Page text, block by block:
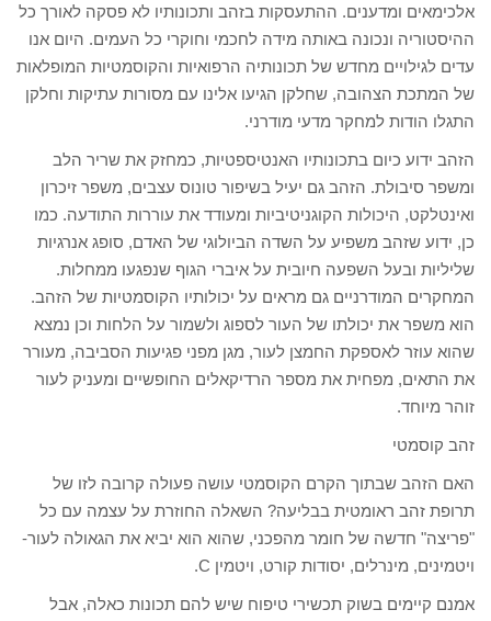
אלכימאים ומדענים. ההתעסקות בזהב ותכונותיו לא פסקה לאורך כל
ההיסטוריה ונכונה באותה מידה לחכמי וחוקרי כל העמים. היום אנו
עדים לגילויים מחדש של תכונותיה הרפואיות והקוסמטיות המופלאות
של המתכת הצהובה, שחלקן הגיעו אלינו עם מסורות עתיקות וחלקן
התגלו הודות למחקר מדעי מודרני.
הזהב ידוע כיום בתכונותיו האנטיספטיות, כמחזק את שריר הלב
ומשפר סיבולת. הזהב גם יעיל בשיפור טונוס עצבים, משפר זיכרון
ואינטלקט, היכולות הקוגניטיביות ומעודד את עוררות התודעה. כמו
כן, ידוע שזהב משפיע על השדה הביולוגי של האדם, סופג אנרגיות
שליליות ובעל השפעה חיובית על איברי הגוף שנפגעו ממחלות.
המחקרים המודרניים גם מראים על יכולותיו הקוסמטיות של הזהב.
הוא משפר את יכולתו של העור לספוג ולשמור על הלחות וכן נמצא
שהוא עוזר לאספקת החמצן לעור, מגן מפני פגיעות הסביבה, מעורר
את התאים, מפחית את מספר הרדיקאלים החופשיים ומעניק לעור
זוהר מיוחד.
זהב קוסמטי
האם הזהב שבתוך הקרם הקוסמטי עושה פעולה קרובה לזו של
תרופת זהב ראומטית בבליעה? השאלה החוזרת על עצמה עם כל
"פריצה" חדשה של חומר מהפכני, שהוא הוא יביא את הגאולה לעור-
ויטמינים, מינרלים, יסודות קורט, ויטמין C.
אמנם קיימים בשוק תכשירי טיפוח שיש להם תכונות כאלה, אבל